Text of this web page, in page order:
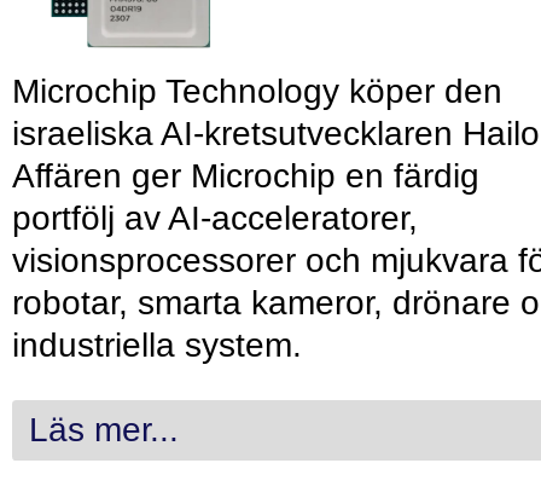
Microchip Technology köper den
israeliska AI-kretsutvecklaren
Affären ger Microchip en färdig
portfölj av AI-acceleratorer,
visionsprocessorer och mjukvara
robotar, smarta kameror, drönare
industriella system.
Läs mer...